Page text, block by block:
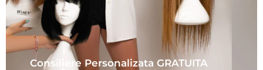
Consiliere Personalizata GRATUITA